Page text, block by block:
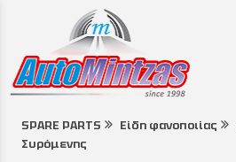
SPARE PARTS Είδη φανοποιίας
Συρόμενης